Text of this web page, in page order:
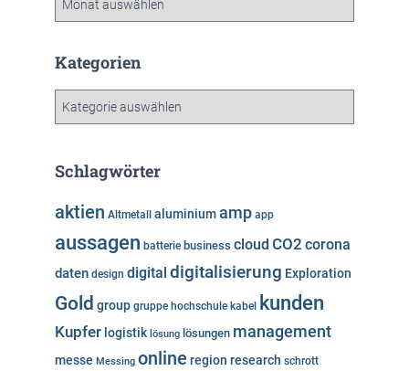
h
Kategorien
g
r
i
n
Schlagwörter
aktien Altmetall aluminiumamp app
aussagen batterie business cloud CO2 corona
daten design digital digitalisierung Exploration
Gold group gruppe hochschule kabel kunden
Kupfer logistik lösung lösungen management
messe Messing online region research schrott